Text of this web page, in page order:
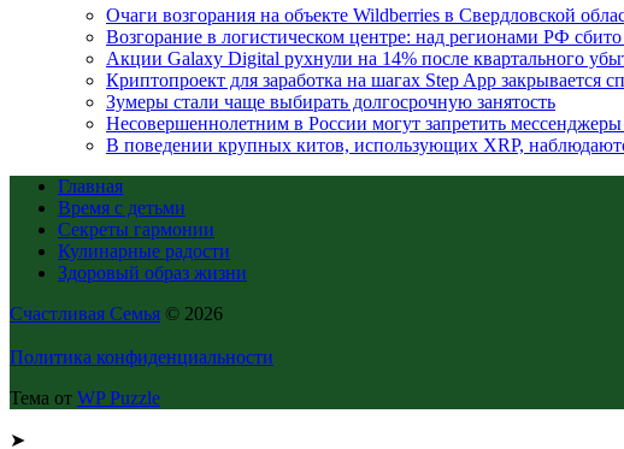
Очаги возгорания на объекте Wildberries в Свердловской
Возгорание в логистическом центре: над регионами РФ
Акции Galaxy Digital рухнули на 14% после квартального
Криптопроект для заработка на шагах Step App закрывается
Зумеры стали чаще выбирать долгосрочную занятость
Несовершеннолетним в России могут запретить мессенджеры
В поведении крупных китов, использующих XRP,
Главная
Время с детьми
Секреты гармонии
Кулинарные радости
Здоровый образ жизни
Счастливая Семья © 2026
Политика конфиденциальности
Тема от WP Puzzle
➤